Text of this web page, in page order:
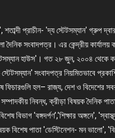
শতাব্দী প্রাচীন- 'দ্য স্টেটসম্যান' গ্রুপ
দৈনিক সংবাদপত্র। এর কেন্দ্রীয়
হাউস'। গত ২৮ জুন, ২০০৪ থেকে
স্টেটসম্যান' সংবাদপত্র নিয়মিতভাবে
ফিচারগুলি হল– রাজ্য, দেশ ও বিদেশের
নিবন্ধ, ক্রীড়া বিষয়ক দৈনিক
বিভাগ 'বঙ্গদর্পণ','শিক্ষার অঙ্গনে',
বিশেষ পাতা 'ডেস্টিনেশন- মন ভালো',